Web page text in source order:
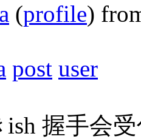
(profile)
post user
握手会